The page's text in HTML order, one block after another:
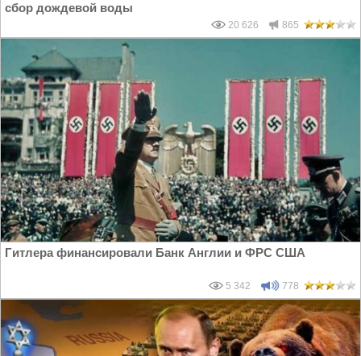
сбор дождевой воды
20 626 865
Гитлера финансировали Банк Англии и ФРС США
5 342 778